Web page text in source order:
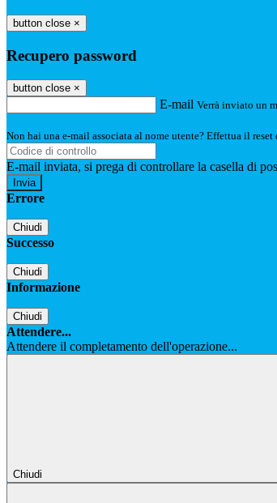
button close ×
Recupero password
button close ×
E-mail Verrà inviato un
Non hai una e-mail associata al nome utente? Effettua il
E-mail inviata, si prega di controllare la casella di
Errore
Chiudi
Successo
Chiudi
Informazione
Chiudi
Attendere...
Attendere il completamento dell'operazione...
Chiudi